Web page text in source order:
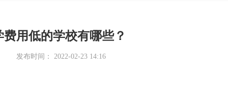
用低的学校有哪些？
发布时间： 2022-02-23 14:16